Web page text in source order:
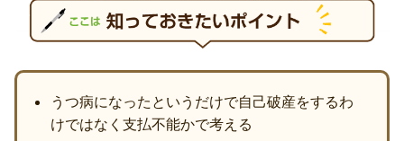
うつ病になったというだけで自己破産をするわ
けではなく支払不能かで考える